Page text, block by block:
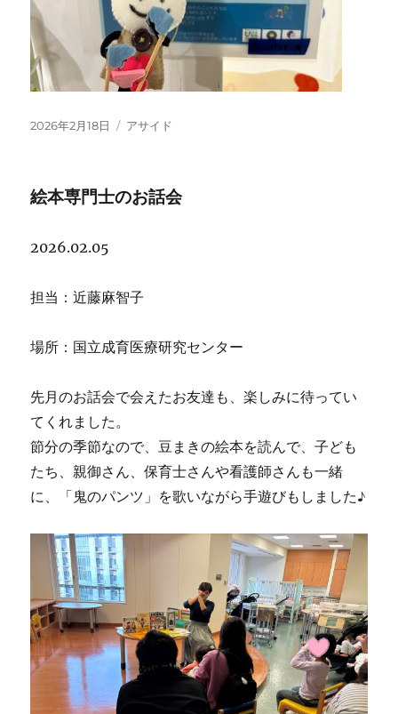
投
2026年2月18日
フ
ッ
アサイド
絵本専門士のお話会
2026.02.05
担当：近藤麻智子
場所：国立成育医療研究センター
先月のお話会で会えたお友達も、楽しみに待ってい
てくれました。
節分の季節なので、豆まきの絵本を読んで、子ども
たち、親御さん、保育士さんや看護師さんも一緒
に、「鬼のパンツ」を歌いながら手遊びもしました♪